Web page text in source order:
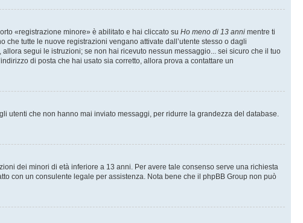
«registrazione minore» è abilitato e hai cliccato su Ho meno di 13 anni mentre ti
tutte le nuove registrazioni vengano attivate dall’utente stesso o dagli
segui le istruzioni; se non hai ricevuto nessun messaggio... sei sicuro che il tuo
di posta che hai usato sia corretto, allora prova a contattare un
utenti che non hanno mai inviato messaggi, per ridurre la grandezza del database.
dei minori di età inferiore a 13 anni. Per avere tale consenso serve una richiesta
con un consulente legale per assistenza. Nota bene che il phpBB Group non può